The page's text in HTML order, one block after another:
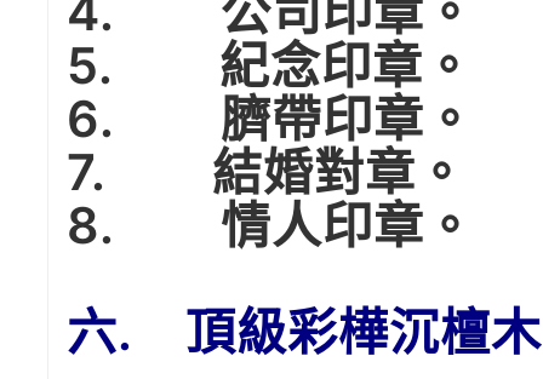
5. 紀念印章。
6. 臍帶印章。
7. 結婚對章。
8. 情人印章。
六. 頂級彩樺沉檀